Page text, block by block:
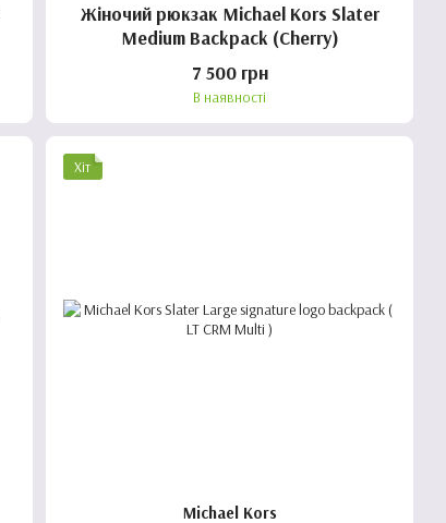
Жіночий рюкзак Michael Kors Slater
Medium Backpack (Cherry)
7 500 грн
В наявності
Хіт
Michael Kors